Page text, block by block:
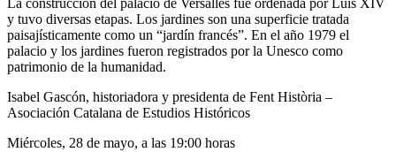
La construcción del palacio de Versalles fue ordenada por Luis XIV
y tuvo diversas etapas. Los jardines son una superficie tratada
paisajísticamente como un “jardín francés”. En el año 1979 el
palacio y los jardines fueron registrados por la Unesco como
patrimonio de la humanidad.
Isabel Gascón, historiadora y presidenta de Fent Història –
Asociación Catalana de Estudios Históricos
Miércoles, 28 de mayo, a las 19:00 horas